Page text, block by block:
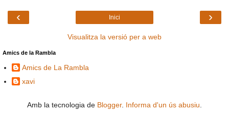
‹ ›
Inici
Visualitza la versió per a web
Amics de la Rambla
Amics de La Rambla
xavi
Amb la tecnologia de Blogger. Informa d'un ús abusiu